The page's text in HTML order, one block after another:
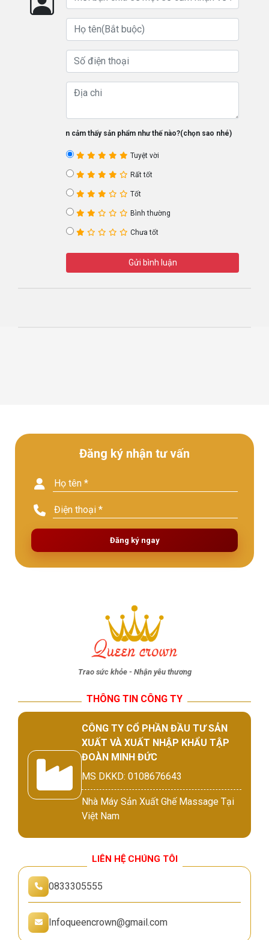
Bạn cảm thấy sản phẩm như thế nào?(chọn sao nhé)
Tuyệt vời
Rất tốt
Tốt
Bình thường
Chưa tốt
Gửi bình luận
Đăng ký nhận tư vấn
Đăng ký ngay
Trao sức khỏe - Nhận yêu thương
THÔNG TIN CÔNG TY
CÔNG TY CỔ PHẦN ĐẦU TƯ SẢN
XUẤT VÀ XUẤT NHẬP KHẨU TẬP
ĐOÀN MINH ĐỨC
MS DKKD: 0108676643
Nhà Máy Sản Xuất Ghế Massage Tại
Việt Nam
LIÊN HỆ CHÚNG TÔI
0833305555
Infoqueencrown@gmail.com